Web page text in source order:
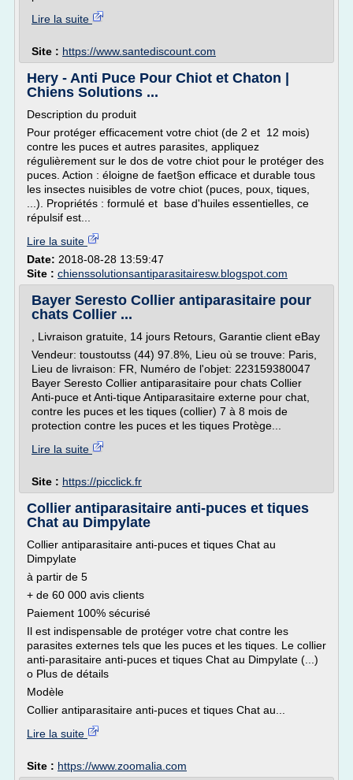
Lire la suite
Site : https://www.santediscount.com
Hery - Anti Puce Pour Chiot et Chaton |
Chiens Solutions ...
Description du produit
Pour protéger efficacement votre chiot (de 2 et 12 mois)
contre les puces et autres parasites, appliquez
régulièrement sur le dos de votre chiot pour le protéger des
puces. Action : éloigne de faet§on efficace et durable tous
les insectes nuisibles de votre chiot (puces, poux, tiques,
...). Propriétés : formulé et base d'huiles essentielles, ce
répulsif est...
Lire la suite
Date: 2018-08-28 13:59:47
Site : chienssolutionsantiparasitairesw.blogspot.com
Bayer Seresto Collier antiparasitaire pour
chats Collier ...
, Livraison gratuite, 14 jours Retours, Garantie client eBay
Vendeur: toustoutss (44) 97.8%, Lieu où se trouve: Paris,
Lieu de livraison: FR, Numéro de l'objet: 223159380047
Bayer Seresto Collier antiparasitaire pour chats Collier
Anti-puce et Anti-tique Antiparasitaire externe pour chat,
contre les puces et les tiques (collier) 7 à 8 mois de
protection contre les puces et les tiques Protège...
Lire la suite
Site : https://picclick.fr
Collier antiparasitaire anti-puces et tiques
Chat au Dimpylate
Collier antiparasitaire anti-puces et tiques Chat au
Dimpylate
à partir de 5
+ de 60 000 avis clients
Paiement 100% sécurisé
Il est indispensable de protéger votre chat contre les
parasites externes tels que les puces et les tiques. Le collier
anti-parasitaire anti-puces et tiques Chat au Dimpylate (...)
o Plus de détails
Modèle
Collier antiparasitaire anti-puces et tiques Chat au...
Lire la suite
Site : https://www.zoomalia.com